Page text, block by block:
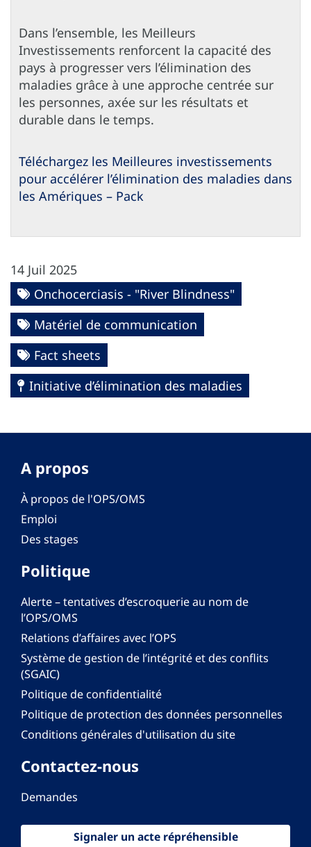
Dans l’ensemble, les Meilleurs
Investissements renforcent la capacité des
pays à progresser vers l’élimination des
maladies grâce à une approche centrée sur
les personnes, axée sur les résultats et
durable dans le temps.
Téléchargez les Meilleures investissements
pour accélérer l’élimination des maladies dans
les Amériques – Pack
14 Juil 2025
Onchocerciasis - "River Blindness"
Matériel de communication
Fact sheets
Initiative d’élimination des maladies
A propos
À propos de l'OPS/OMS
Emploi
Des stages
Politique
Alerte – tentatives d’escroquerie au nom de
l’OPS/OMS
Relations d’affaires avec l’OPS
Système de gestion de l’intégrité et des conflits
(SGAIC)
Politique de confidentialité
Politique de protection des données personnelles
Conditions générales d'utilisation du site
Contactez-nous
Demandes
Signaler un acte répréhensible